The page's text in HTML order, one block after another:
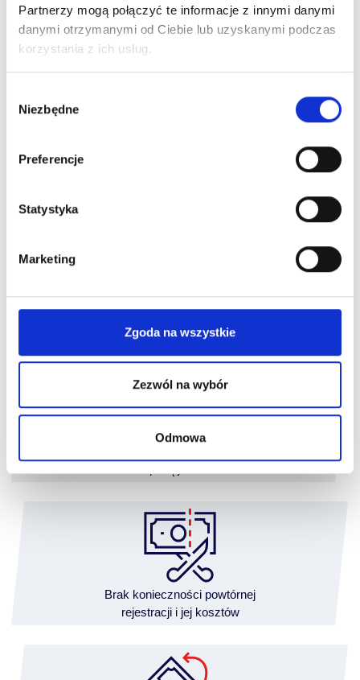
Partnerzy mogą połączyć te informacje z innymi danymi
danymi otrzymanymi od Ciebie lub uzyskanymi podczas
korzystania z ich usług.
zgody
Niezbędne
Preferencje
Statystyka
Marketing
Zgoda na wszystkie
Zezwól na wybór
Odmowa
Ciebie
informacje
niezbędne
najkorzystniejszą
ofertę Leasingu
Dlaczego warto?
Brak konieczności powtórnej
rejestracji i jej kosztów